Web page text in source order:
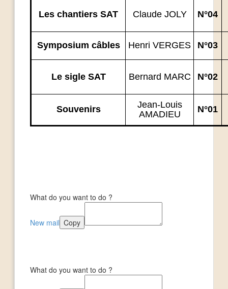
Les chantiers SAT Claude JOLY N°04
Symposium câbles Henri VERGES N°03
Le sigle SAT Bernard MARC N°02
Souvenirs
Jean-Louis
AMADIEU
N°01
What do you want to do ?
New mail Copy
What do you want to do ?